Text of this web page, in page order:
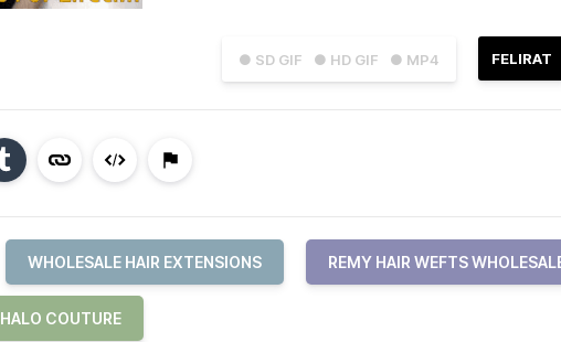
● SD GIF ● HD GIF ● MP4 FELIRAT
WHOLESALE HAIR EXTENSIONS REMY HAIR WEFTS
HALO COUTURE